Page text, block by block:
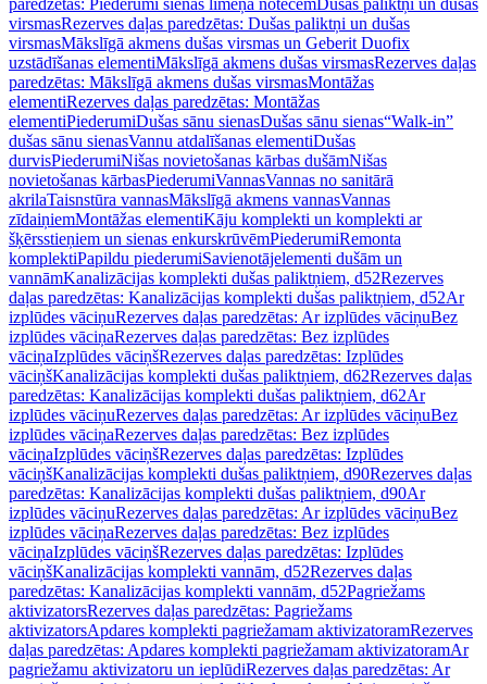
paredzētas: Piederumi sienas līmeņa notecēmDušas paliktņi un dušas
virsmasRezerves daļas paredzētas: Dušas paliktņi un dušas
virsmasMākslīgā akmens dušas virsmas un Geberit Duofix
uzstādīšanas elementiMākslīgā akmens dušas virsmasRezerves daļas
paredzētas: Mākslīgā akmens dušas virsmasMontāžas
elementiRezerves daļas paredzētas: Montāžas
elementiPiederumiDušas sānu sienasDušas sānu sienas“Walk-in”
dušas sānu sienasVannu atdalīšanas elementiDušas
durvisPiederumiNišas novietošanas kārbas dušāmNišas
novietošanas kārbasPiederumiVannasVannas no sanitārā
akrilaTaisnstūra vannasMākslīgā akmens vannasVannas
zīdaiņiemMontāžas elementiKāju komplekti un komplekti ar
šķērsstieņiem un sienas enkurskrūvēmPiederumiRemonta
komplektiPapildu piederumiSavienotājelementi dušām un
vannāmKanalizācijas komplekti dušas paliktņiem, d52Rezerves
daļas paredzētas: Kanalizācijas komplekti dušas paliktņiem, d52Ar
izplūdes vāciņuRezerves daļas paredzētas: Ar izplūdes vāciņuBez
izplūdes vāciņaRezerves daļas paredzētas: Bez izplūdes
vāciņaIzplūdes vāciņšRezerves daļas paredzētas: Izplūdes
vāciņšKanalizācijas komplekti dušas paliktņiem, d62Rezerves daļas
paredzētas: Kanalizācijas komplekti dušas paliktņiem, d62Ar
izplūdes vāciņuRezerves daļas paredzētas: Ar izplūdes vāciņuBez
izplūdes vāciņaRezerves daļas paredzētas: Bez izplūdes
vāciņaIzplūdes vāciņšRezerves daļas paredzētas: Izplūdes
vāciņšKanalizācijas komplekti dušas paliktņiem, d90Rezerves daļas
paredzētas: Kanalizācijas komplekti dušas paliktņiem, d90Ar
izplūdes vāciņuRezerves daļas paredzētas: Ar izplūdes vāciņuBez
izplūdes vāciņaRezerves daļas paredzētas: Bez izplūdes
vāciņaIzplūdes vāciņšRezerves daļas paredzētas: Izplūdes
vāciņšKanalizācijas komplekti vannām, d52Rezerves daļas
paredzētas: Kanalizācijas komplekti vannām, d52Pagriežams
aktivizatorsRezerves daļas paredzētas: Pagriežams
aktivizatorsApdares komplekti pagriežamam aktivizatoramRezerves
daļas paredzētas: Apdares komplekti pagriežamam aktivizatoramAr
pagriežamu aktivizatoru un ieplūdiRezerves daļas paredzētas: Ar